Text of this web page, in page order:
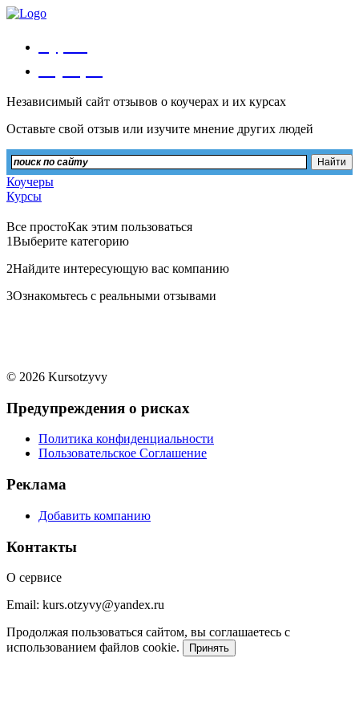
Независимый сайт отзывов о коучерах и их курсах
Оставьте свой отзыв или изучите мнение других людей
Коучеры
Курсы
Все простоКак этим пользоваться
1Выберите категорию
2Найдите интересующую вас компанию
3Ознакомьтесь с реальными отзывами
© 2026 Kursotzyvy
Предупреждения о рисках
Политика конфиденциальности
Пользовательское Соглашение
Реклама
Добавить компанию
Контакты
О сервисе
Email: kurs.otzyvy@yandex.ru
Продолжая пользоваться сайтом, вы соглашаетесь с
использованием файлов cookie.
Принять